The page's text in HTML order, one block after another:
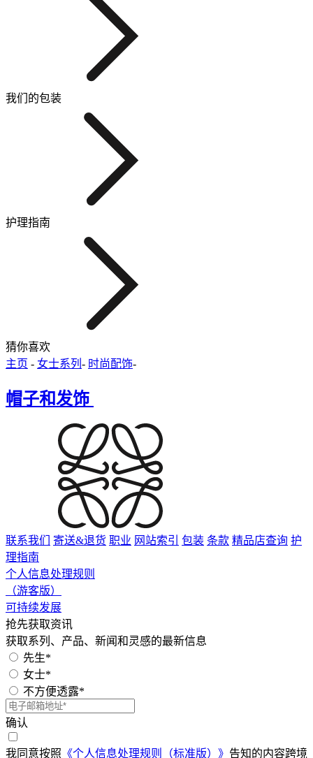
我们的包装
护理指南
猜你喜欢
主页 - 女士系列 - 时尚配饰-
帽子和发饰
联系我们 寄送&退货 职业 网站索引 包装 条款 精品店查询 护
理指南
个人信息处理规则
（游客版）
可持续发展
抢先获取资讯
获取系列、产品、新闻和灵感的最新信息
先生*
女士*
不方便透露*
确认
我同意按照 《个人信息处理规则（标准版）》 告知的内容跨境